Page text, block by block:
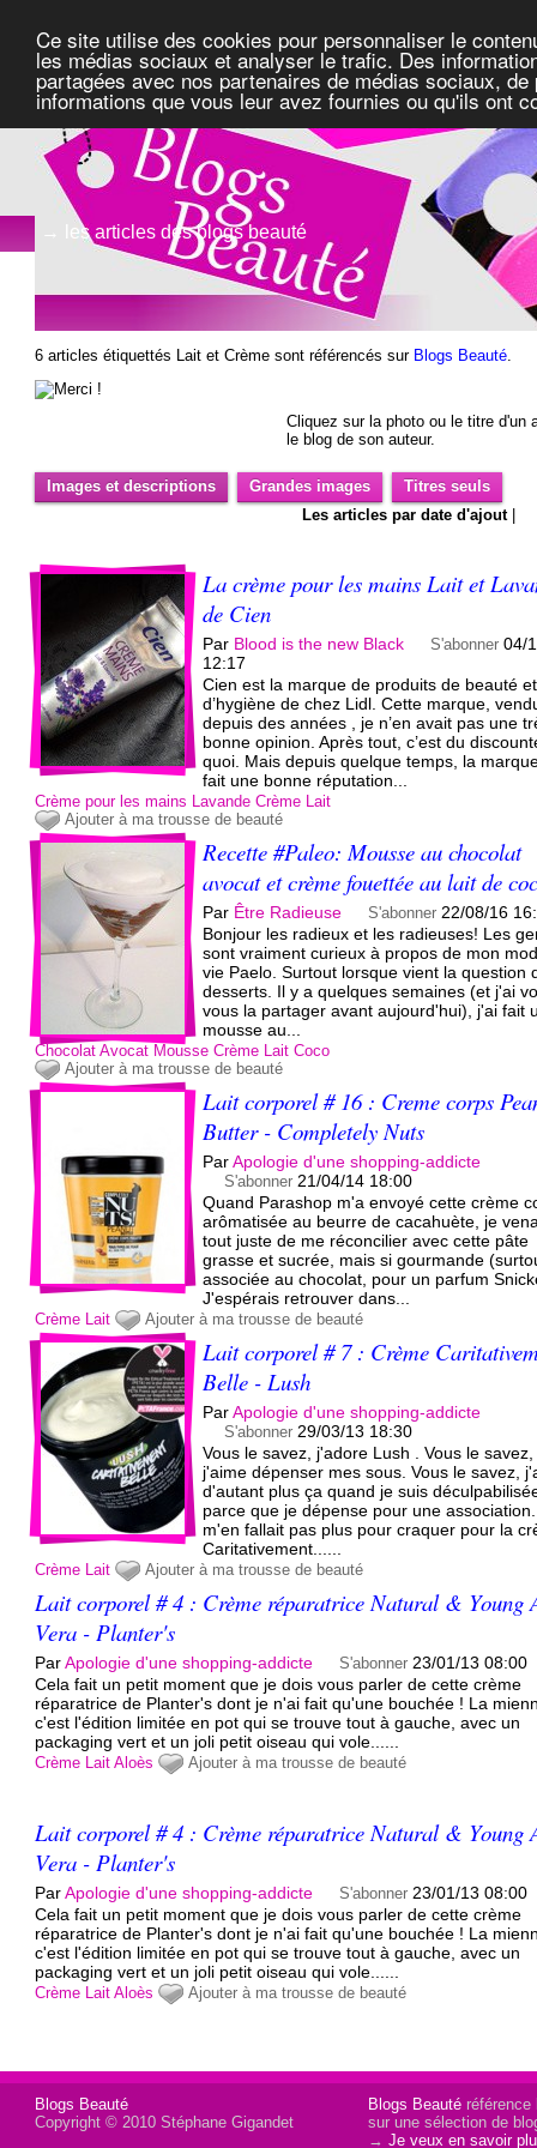
Ce site utilise des cookies pour personnaliser le
les médias sociaux et analyser le trafic. Des
partagées avec nos partenaires de médias sociaux,
informations que vous leur avez fournies ou qu'ils ont
→ les articles des blogs beauté
6 articles étiquettés Lait et Crème sont référencés sur Blogs Beauté
Cliquez sur la photo ou le titre d'un
le blog de son auteur.
Images et descriptions Grandes images
Titres seuls
Les articles par date d'ajout|
La crème pour les mains Lait et
de Cien
Par Blood is the new Black S'abonner 04/
12:17
Cien est la marque de produits de beauté et
d’hygiène de chez Lidl. Cette marque,
depuis des années , je n’en avait pas une
bonne opinion. Après tout, c’est du
quoi. Mais depuis quelque temps, la
fait une bonne réputation...
Crème pour les mains Lavande Crème Lait
Ajouter à ma trousse de beauté
Recette #Paleo: Mousse au chocolat
avocat et crème fouettée au lait de
Par Être Radieuse S'abonner 22/08/16
Bonjour les radieux et les radieuses! Les
sont vraiment curieux à propos de mon
vie Paelo. Surtout lorsque vient la question
desserts. Il y a quelques semaines (et j'ai
vous la partager avant aujourd'hui), j'ai fait
mousse au...
Chocolat Avocat Mousse Crème Lait Coco
Ajouter à ma trousse de beauté
Lait corporel # 16 : Creme corps
Butter - Completely Nuts
ParApologie d'une shopping-addicte
S'abonner 21/04/14 18:00
Quand Parashop m'a envoyé cette crème
arômatisée au beurre de cacahuète, je
tout juste de me réconcilier avec cette pâte
grasse et sucrée, mais si gourmande
associée au chocolat, pour un parfum
J'espérais retrouver dans...
Crème Lait Ajouter à ma trousse de beauté
Lait corporel # 7 : Crème
Belle - Lush
ParApologie d'une shopping-addicte
S'abonner 29/03/13 18:30
Vous le savez, j'adore Lush . Vous le savez,
j'aime dépenser mes sous. Vous le savez,
d'autant plus ça quand je suis
parce que je dépense pour une
m'en fallait pas plus pour craquer pour la
Caritativement......
Crème Lait Ajouter à ma trousse de beauté
Lait corporel # 4 : Crème réparatrice Natural & Young
Vera - Planter's
ParApologie d'une shopping-addicte S'abonner 23/01/13 08:00
Cela fait un petit moment que je dois vous parler de cette crème
réparatrice de Planter's dont je n'ai fait qu'une bouchée ! La
c'est l'édition limitée en pot qui se trouve tout à gauche, avec un
packaging vert et un joli petit oiseau qui vole......
Crème Lait Aloès Ajouter à ma trousse de beauté
Lait corporel # 4 : Crème réparatrice Natural & Young
Vera - Planter's
ParApologie d'une shopping-addicte S'abonner 23/01/13 08:00
Cela fait un petit moment que je dois vous parler de cette crème
réparatrice de Planter's dont je n'ai fait qu'une bouchée ! La
c'est l'édition limitée en pot qui se trouve tout à gauche, avec un
packaging vert et un joli petit oiseau qui vole......
Crème Lait Aloès Ajouter à ma trousse de beauté
Blogs Beauté
Copyright © 2010 Stéphane Gigandet
Blogs Beauté référence
sur une sélection de
→Je veux en savoir